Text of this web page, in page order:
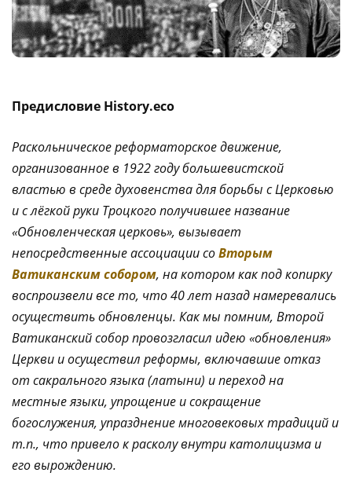
Предисловие History.eco
Раскольническое реформаторское движение,
организованное в 1922 году большевистской
властью в среде духовенства для борьбы с Церковью
и с лёгкой руки Троцкого получившее название
«Обновленческая церковь», вызывает
непосредственные ассоциации соВторым
Ватиканским собором, на котором как под копирку
воспроизвели все то, что 40 лет назад намеревались
осуществить обновленцы. Как мы помним, Второй
Ватиканский собор провозгласил идею «обновления»
Церкви и осуществил реформы, включавшие отказ
от сакрального языка (латыни) и переход на
местные языки, упрощение и сокращение
богослужения, упразднение многовековых традиций и
т.п., что привело к расколу внутри католицизма и
его вырождению.